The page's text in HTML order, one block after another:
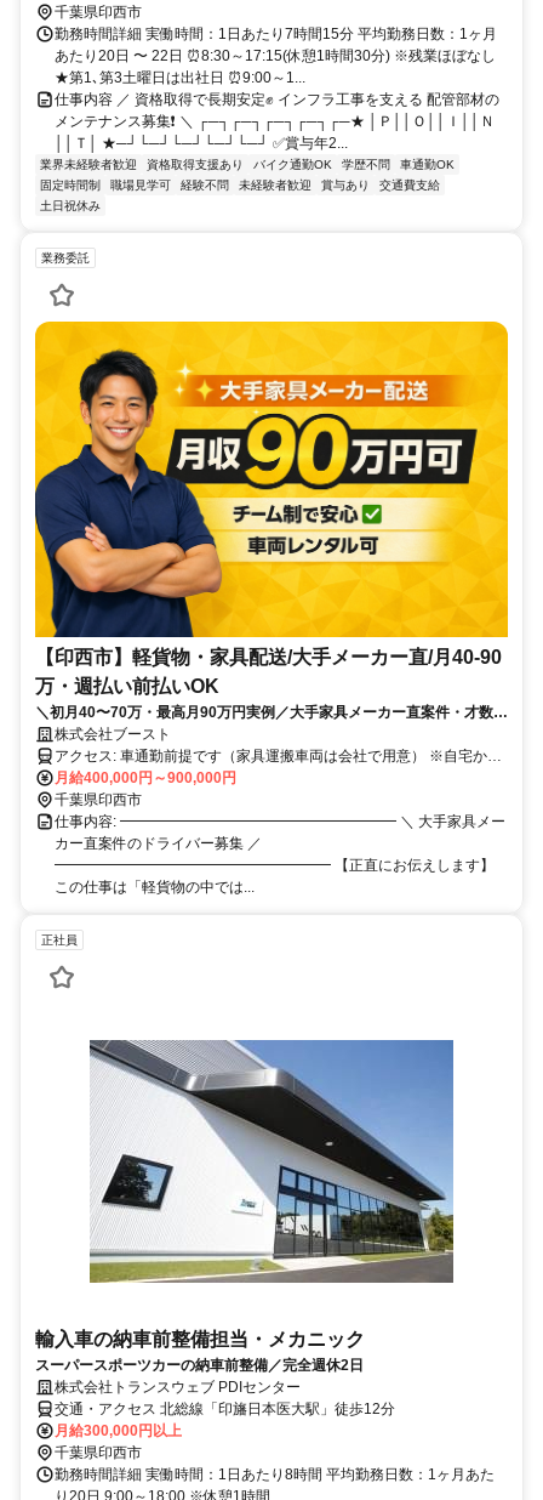
千葉県印西市
勤務時間詳細 実働時間：1日あたり7時間15分 平均勤務日数：1ヶ月
あたり20日 〜 22日 ⏰8:30～17:15(休憩1時間30分) ※残業ほぼなし
★第1､第3土曜日は出社日 ⏰9:00～1...
仕事内容 ／ 資格取得で長期安定✊ インフラ工事を支える 配管部材の
メンテナンス募集❗ ＼ ┌─┐┌─┐┌─┐┌─┐┌─★ │Ｐ││Ｏ││Ｉ││Ｎ
││Ｔ│ ★─┘└─┘└─┘└─┘└─┘ ✅賞与年2...
業界未経験者歓迎 資格取得支援あり バイク通勤OK 学歴不問
車通勤OK
固定時間制
職場見学可 経験不問 未経験者歓迎 賞与あり
交通費支給
土日祝休み
業務委託
【印西市】軽貨物・家具配送/大手メーカー直/月40-90
万・週払い前払いOK
＼初月40〜70万・最高月90万円実例／大手家具メーカー直案件・才数建
てで稼げる
株式会社ブースト
アクセス: 車通勤前提です（家具運搬車両は会社で用意） ※自宅から
渋滞込み1時間圏内の方が対象
月給400,000円～900,000円
千葉県印西市
仕事内容: ━━━━━━━━━━━━━━━━━━━ ＼ 大手家具メー
カー直案件のドライバー募集 ／
━━━━━━━━━━━━━━━━━━━ 【正直にお伝えします】
この仕事は「軽貨物の中では...
正社員
輸入車の納車前整備担当・メカニック
スーパースポーツカーの納車前整備／完全週休2日
株式会社トランスウェブ PDIセンター
交通・アクセス 北総線「印旛日本医大駅」徒歩12分
月給300,000円以上
千葉県印西市
勤務時間詳細 実働時間：1日あたり8時間 平均勤務日数：1ヶ月あた
り20日 9:00～18:00 ※休憩1時間